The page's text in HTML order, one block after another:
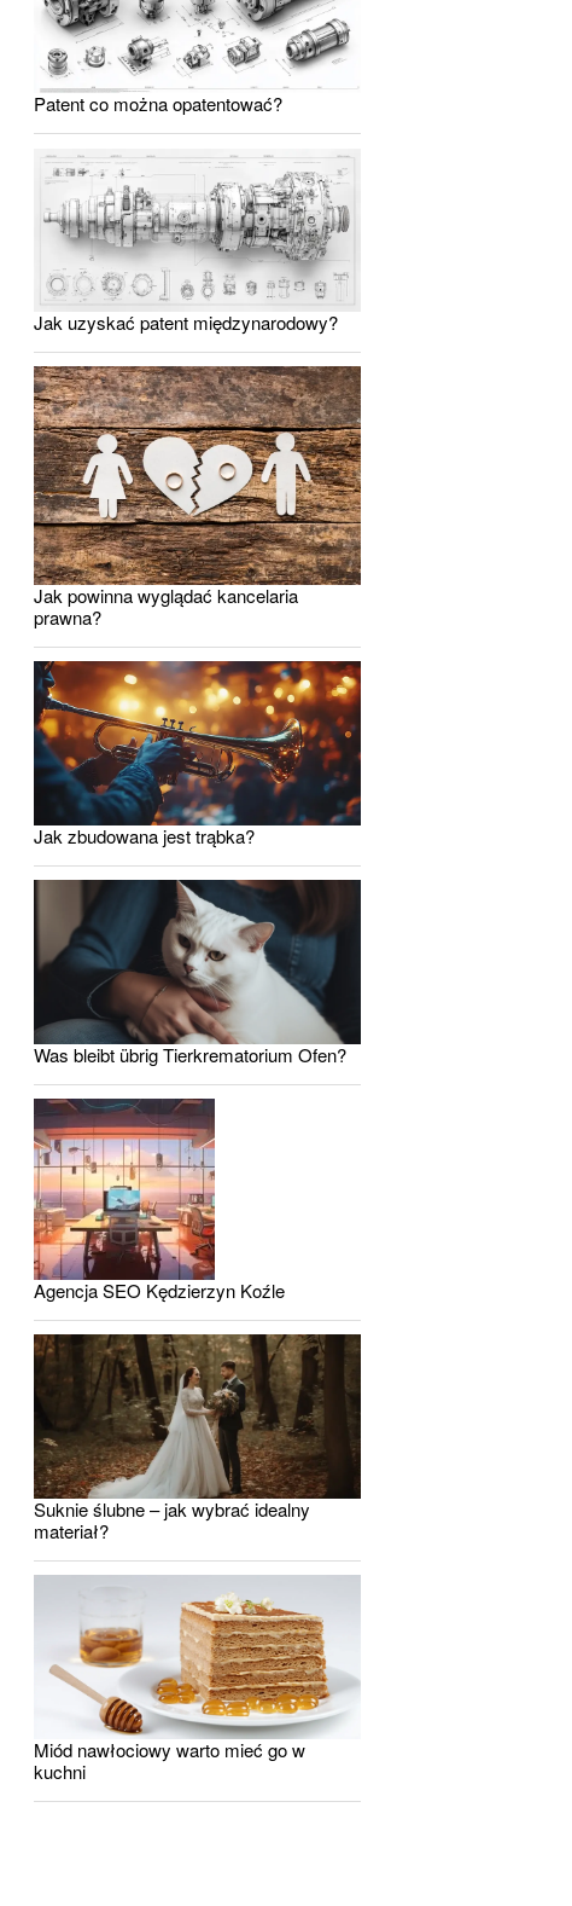
Patent co można opatentować?
Jak uzyskać patent międzynarodowy?
Jak powinna wyglądać kancelaria
prawna?
Jak zbudowana jest trąbka?
Was bleibt übrig Tierkrematorium Ofen?
Agencja SEO Kędzierzyn Koźle
Suknie ślubne – jak wybrać idealny
materiał?
Miód nawłociowy warto mieć go w
kuchni